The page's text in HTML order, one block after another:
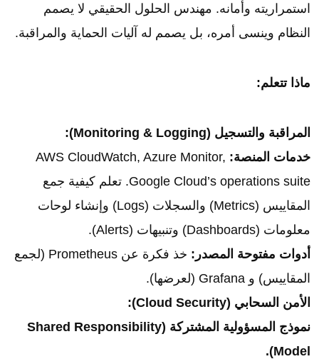
استمراريته وأمانه. مهندس الحلول الحقيقي لا يصمم
النظام وينسى أمره، بل يصمم له آليات الحماية والمراقبة.
ماذا تتعلم:
المراقبة والتسجيل (Monitoring & Logging):
خدمات المنصة: AWS CloudWatch, Azure Monitor,
Google Cloud’s operations suite. تعلم كيفية جمع
المقاييس (Metrics) والسجلات (Logs) وإنشاء لوحات
معلومات (Dashboards) وتنبيهات (Alerts).
أدوات مفتوحة المصدر:
خذ فكرة عن Prometheus (لجمع
المقاييس) و Grafana (لعرضها).
الأمن السحابي (Cloud Security):
نموذج المسؤولية المشتركة (Shared Responsibility
Model).